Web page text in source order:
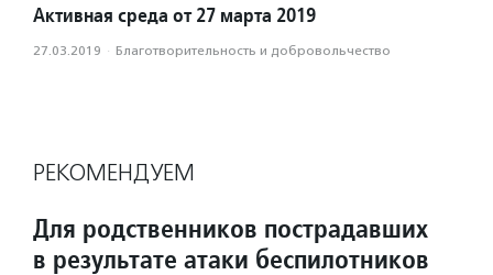
Активная среда от 27 марта 2019
27.03.2019 · Благотвори­тель­ность и доброволь­чест­во
РЕКОМЕНДУЕМ
Для родственников пострадавших
в результате атаки беспилотников